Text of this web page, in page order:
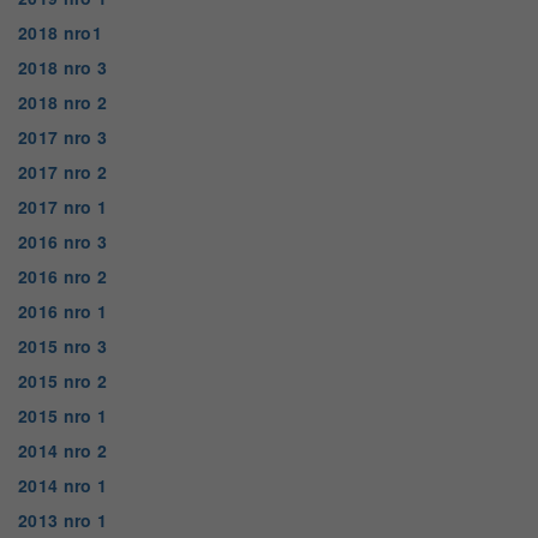
2018 nro1
2018 nro 3
2018 nro 2
2017 nro 3
2017 nro 2
2017 nro 1
2016 nro 3
2016 nro 2
2016 nro 1
2015 nro 3
2015 nro 2
2015 nro 1
2014 nro 2
2014 nro 1
2013 nro 1